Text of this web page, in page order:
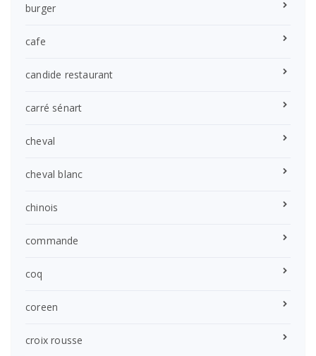
burger
cafe
candide restaurant
carré sénart
cheval
cheval blanc
chinois
commande
coq
coreen
croix rousse